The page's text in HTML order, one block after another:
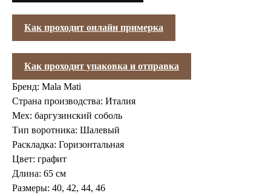
Как проходит онлайн примерка
Как проходит упаковка и отправка
Бренд: Mala Mati
Страна производства: Италия
Мех: баргузинский соболь
Тип воротника: Шалевый
Раскладка: Горизонтальная
Цвет: графит
Длина: 65 см
Размеры: 40, 42, 44, 46